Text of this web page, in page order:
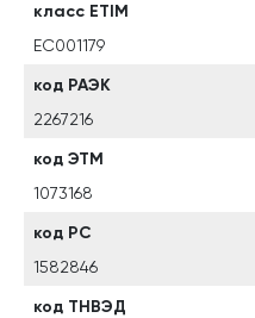
класс ETIM
EC001179
код РАЭК
2267216
код ЭТМ
1073168
код РС
1582846
код ТНВЭД